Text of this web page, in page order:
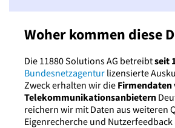
Woher kommen diese
Die 11880 Solutions AG betreibtseit
Bundesnetzagentur lizensierte
Zweck erhalten wir die Firmendaten
Telekommunikationsanbietern
reichern wir mit Daten aus weiteren
Eigenrecherche und Nutzerfeedback